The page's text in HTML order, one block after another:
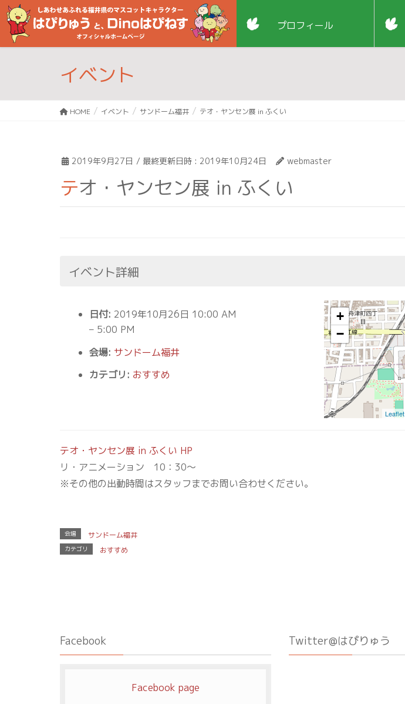
プロフィール
イベント
HOME イベント サンドーム福井 テオ・ヤンセン展 in ふくい
2019年9月27日 / 最終更新日時 : 2019年10月24日 webmaster
テオ・ヤンセン展 in ふくい
イベント詳細
日付: 2019年10月26日 10:00 AM
– 5:00 PM
会場: サンドーム福井
カテゴリ: おすすめ
+
−
Leaflet
テオ・ヤンセン展 in ふくい HP
リ・アニメーション 10：30～
※その他の出動時間はスタッフまでお問い合わせください。
会場 サンドーム福井
カテゴリ おすすめ
Facebook
Facebook page
Twitter@はぴりゅう